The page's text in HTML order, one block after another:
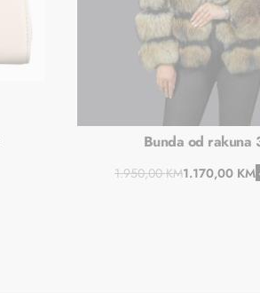
Bunda od rakuna
1.950,00KM1.170,00 KM